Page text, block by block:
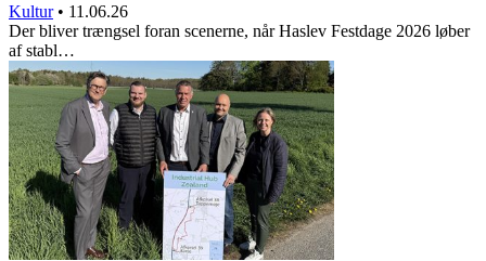
Kultur • 11.06.26
Der bliver trængsel foran scenerne, når Haslev Festdage 2026 løber
af stabl…